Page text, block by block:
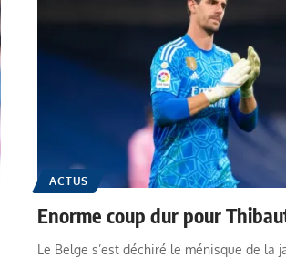
ACTUS
Enorme coup dur pour
Le Belge s’est déchiré le ménisque de la